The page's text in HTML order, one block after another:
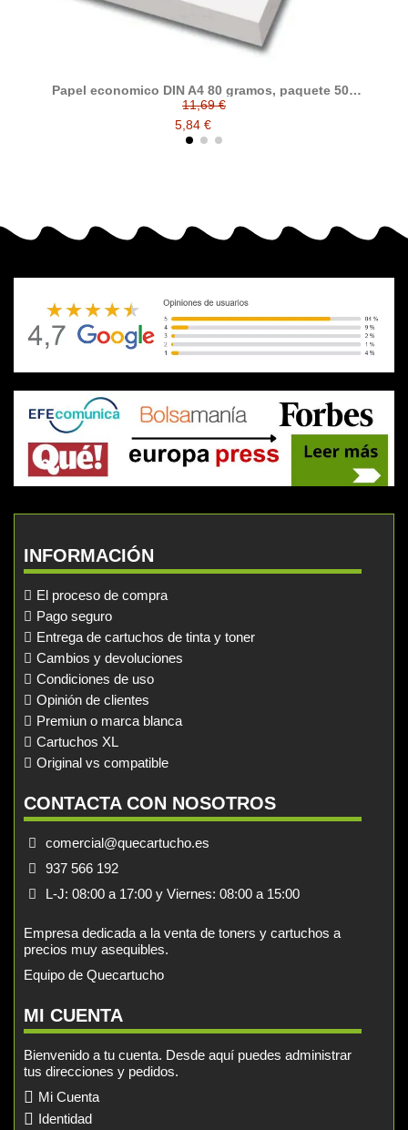
Papel economico DIN A4 80 gramos, paquete 500
folios
11,69 €
5,84 €
INFORMACIÓN
El proceso de compra
Pago seguro
Entrega de cartuchos de tinta y toner
Cambios y devoluciones
Condiciones de uso
Opinión de clientes
Premiun o marca blanca
Cartuchos XL
Original vs compatible
CONTACTA CON NOSOTROS
comercial@quecartucho.es
937 566 192
L-J: 08:00 a 17:00 y Viernes: 08:00 a 15:00
Empresa dedicada a la venta de toners y cartuchos a
precios muy asequibles.
Equipo de Quecartucho
MI CUENTA
Bienvenido a tu cuenta. Desde aquí puedes administrar
tus direcciones y pedidos.
Mi Cuenta
Identidad